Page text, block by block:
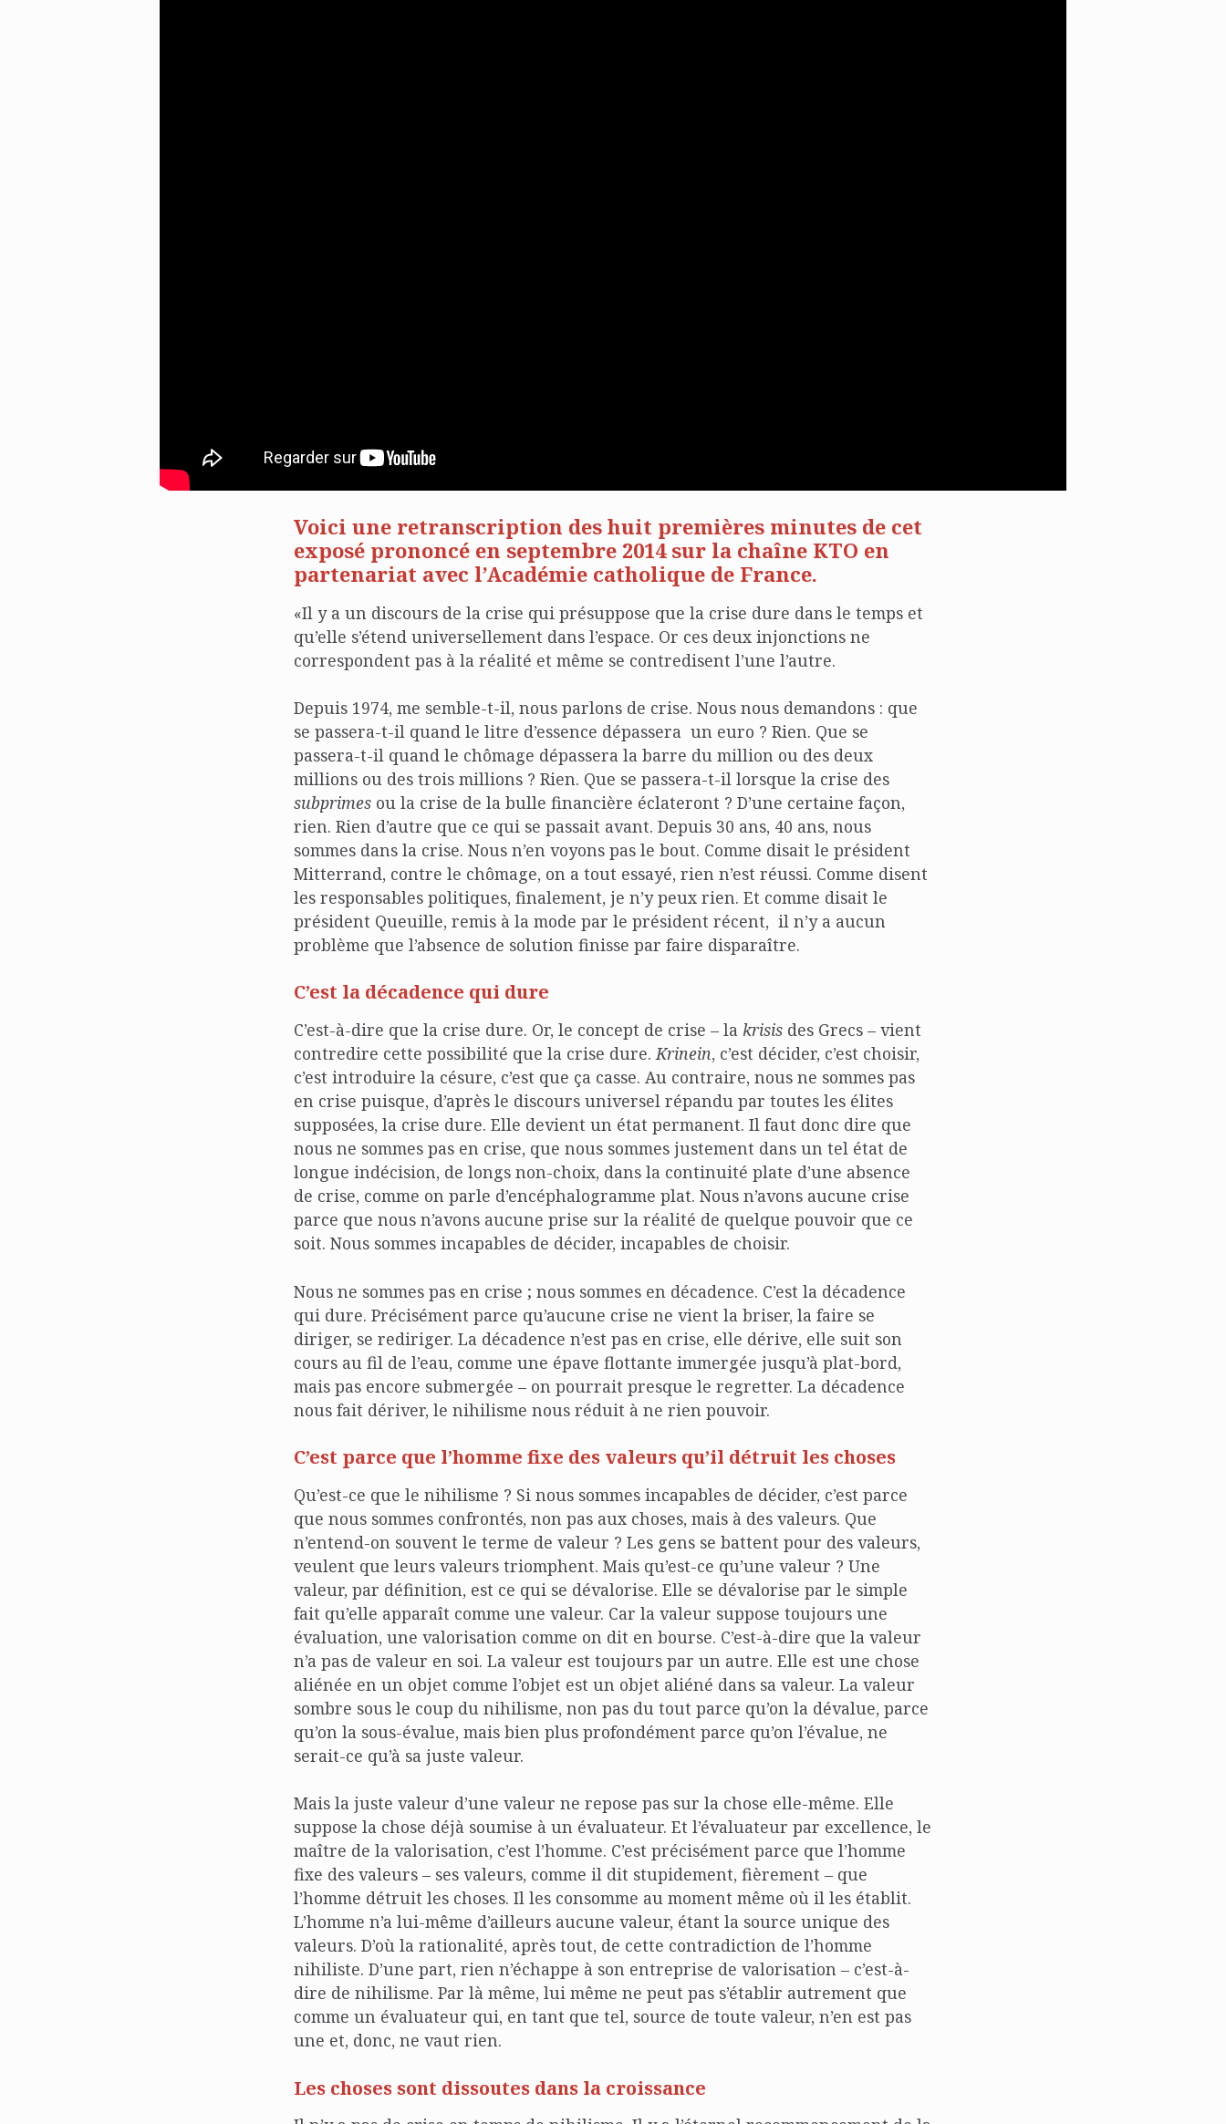
Voici une retranscription des huit premières minutes de cet
exposé prononcé en septembre 2014 sur la chaîne KTO en
partenariat avec l’Académie catholique de France.
«Il y a un discours de la crise qui présuppose que la crise dure dans le temps et
qu’elle s’étend universellement dans l’espace. Or ces deux injonctions ne
correspondent pas à la réalité et même se contredisent l’une l’autre.
Depuis 1974, me semble-t-il, nous parlons de crise. Nous nous demandons : que
se passera-t-il quand le litre d’essence dépassera un euro ? Rien. Que se
passera-t-il quand le chômage dépassera la barre du million ou des deux
millions ou des trois millions ? Rien. Que se passera-t-il lorsque la crise des
subprimes ou la crise de la bulle financière éclateront ? D’une certaine façon,
rien. Rien d’autre que ce qui se passait avant. Depuis 30 ans, 40 ans, nous
sommes dans la crise. Nous n’en voyons pas le bout. Comme disait le président
Mitterrand, contre le chômage, on a tout essayé, rien n’est réussi. Comme disent
les responsables politiques, finalement, je n’y peux rien. Et comme disait le
président Queuille, remis à la mode par le président récent, il n’y a aucun
problème que l’absence de solution finisse par faire disparaître.
C’est la décadence qui dure
C’est-à-dire que la crise dure. Or, le concept de crise – la krisis des Grecs – vient
contredire cette possibilité que la crise dure.Krinein, c’est décider, c’est choisir,
c’est introduire la césure, c’est que ça casse. Au contraire, nous ne sommes pas
en crise puisque, d’après le discours universel répandu par toutes les élites
supposées, la crise dure. Elle devient un état permanent. Il faut donc dire que
nous ne sommes pas en crise, que nous sommes justement dans un tel état de
longue indécision, de longs non-choix, dans la continuité plate d’une absence
de crise, comme on parle d’encéphalogramme plat. Nous n’avons aucune crise
parce que nous n’avons aucune prise sur la réalité de quelque pouvoir que ce
soit. Nous sommes incapables de décider, incapables de choisir.
Nous ne sommes pas en crise ; nous sommes en décadence. C’est la décadence
qui dure. Précisément parce qu’aucune crise ne vient la briser, la faire se
diriger, se rediriger. La décadence n’est pas en crise, elle dérive, elle suit son
cours au fil de l’eau, comme une épave flottante immergée jusqu’à plat-bord,
mais pas encore submergée – on pourrait presque le regretter. La décadence
nous fait dériver, le nihilisme nous réduit à ne rien pouvoir.
C’est parce que l’homme fixe des valeurs qu’il détruit les choses
Qu’est-ce que le nihilisme ? Si nous sommes incapables de décider, c’est parce
que nous sommes confrontés, non pas aux choses, mais à des valeurs. Que
n’entend-on souvent le terme de valeur ? Les gens se battent pour des valeurs,
veulent que leurs valeurs triomphent. Mais qu’est-ce qu’une valeur ? Une
valeur, par définition, est ce qui se dévalorise. Elle se dévalorise par le simple
fait qu’elle apparaît comme une valeur. Car la valeur suppose toujours une
évaluation, une valorisation comme on dit en bourse. C’est-à-dire que la valeur
n’a pas de valeur en soi. La valeur est toujours par un autre. Elle est une chose
aliénée en un objet comme l’objet est un objet aliéné dans sa valeur. La valeur
sombre sous le coup du nihilisme, non pas du tout parce qu’on la dévalue, parce
qu’on la sous-évalue, mais bien plus profondément parce qu’on l’évalue, ne
serait-ce qu’à sa juste valeur.
Mais la juste valeur d’une valeur ne repose pas sur la chose elle-même. Elle
suppose la chose déjà soumise à un évaluateur. Et l’évaluateur par excellence, le
maître de la valorisation, c’est l’homme. C’est précisément parce que l’homme
fixe des valeurs – ses valeurs, comme il dit stupidement, fièrement – que
l’homme détruit les choses. Il les consomme au moment même où il les établit.
L’homme n’a lui-même d’ailleurs aucune valeur, étant la source unique des
valeurs. D’où la rationalité, après tout, de cette contradiction de l’homme
nihiliste. D’une part, rien n’échappe à son entreprise de valorisation – c’est-à-
dire de nihilisme. Par là même, lui même ne peut pas s’établir autrement que
comme un évaluateur qui, en tant que tel, source de toute valeur, n’en est pas
une et, donc, ne vaut rien.
Les choses sont dissoutes dans la croissance